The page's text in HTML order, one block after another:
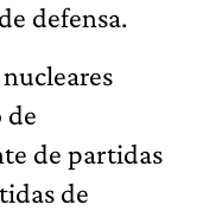
defensa.
de
de partidas
de